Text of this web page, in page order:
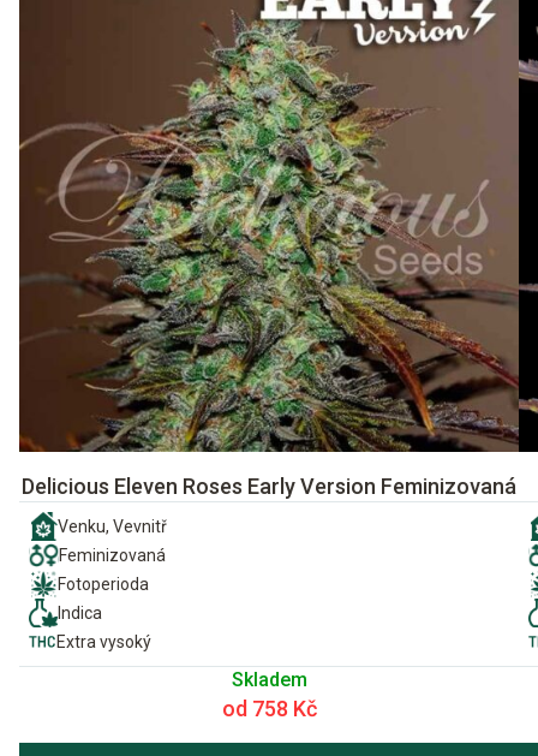
Delicious Eleven Roses Early Version Feminizovaná
Venku, Vevnitř
Feminizovaná
Fotoperioda
Indica
Extra vysoký
Skladem
od 758 Kč